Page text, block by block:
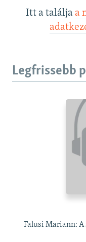
Itt a találja a
Legfrissebb
Falusi Mariann: A